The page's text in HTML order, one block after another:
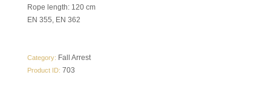
Rope length: 120 cm
EN 355, EN 362
Category: Fall Arrest
Product ID: 703